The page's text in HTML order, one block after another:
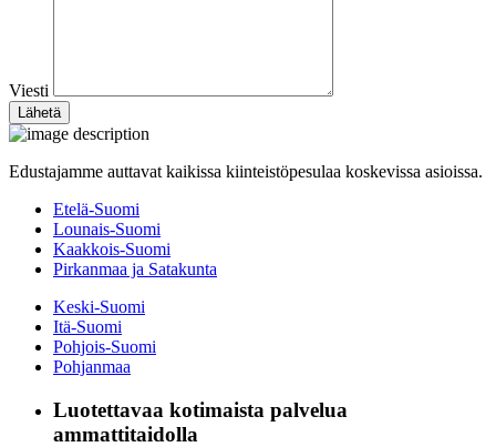
Viesti
Edustajamme auttavat kaikissa kiinteistöpesulaa koskevissa asioissa.
Etelä-Suomi
Lounais-Suomi
Kaakkois-Suomi
Pirkanmaa ja Satakunta
Keski-Suomi
Itä-Suomi
Pohjois-Suomi
Pohjanmaa
Luotettavaa kotimaista palvelua
ammattitaidolla